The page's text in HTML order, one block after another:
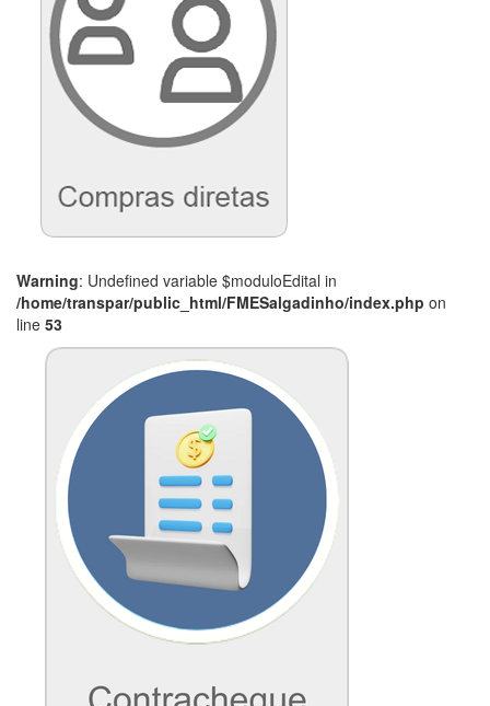
Warning: Undefined variable $moduloEdital in
/home/transpar/public_html/FMESalgadinho/index.php on
line 53